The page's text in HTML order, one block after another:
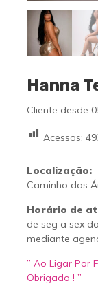
Hanna
Cliente desde
Acessos:
Localização:
Caminho das
Horário de
de seg a sex
mediante
” Ao Ligar Por
Obrigado ! ”